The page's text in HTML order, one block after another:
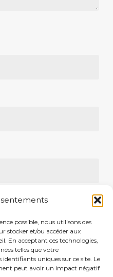
possible, nous utilisons des
stocker et/ou accéder aux
En acceptant ces technologies,
telles que votre
uniques sur ce site. Le
peut avoir un impact négatif
I comment.